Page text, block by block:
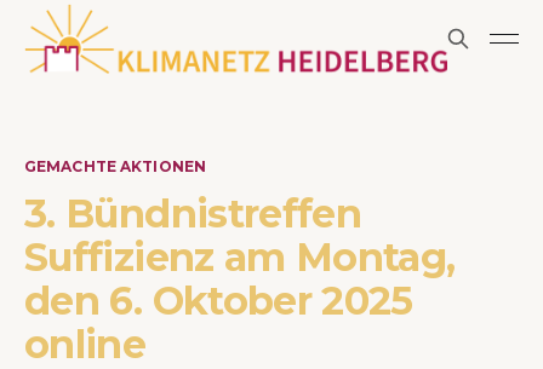
GEMACHTE AKTIONEN
3. Bündnistreffen
Suffizienz am Montag,
den 6. Oktober 2025
online